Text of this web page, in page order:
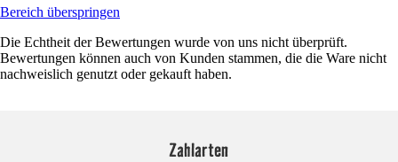
Bereich überspringen
Die Echtheit der Bewertungen wurde von uns nicht überprüft.
Bewertungen können auch von Kunden stammen, die die Ware nicht
nachweislich genutzt oder gekauft haben.
Zahlarten